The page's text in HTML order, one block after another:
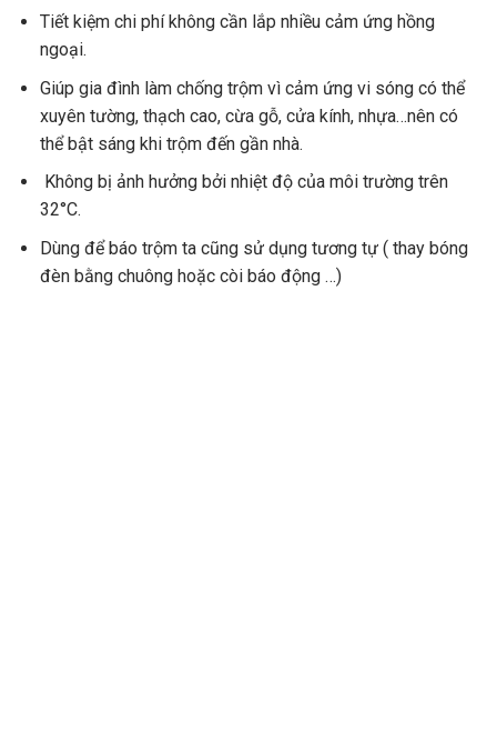
Tiết kiệm chi phí không cần lắp nhiều cảm ứng hồng
ngoại.
Giúp gia đình làm chống trộm vì cảm ứng vi sóng có thể
xuyên tường, thạch cao, cừa gỗ, cửa kính, nhựa…nên có
thể bật sáng khi trộm đến gần nhà.
Không bị ảnh hưởng bởi nhiệt độ của môi trường trên
32°C.
Dùng để báo trộm ta cũng sử dụng tương tự ( thay bóng
đèn bằng chuông hoặc còi báo động …)